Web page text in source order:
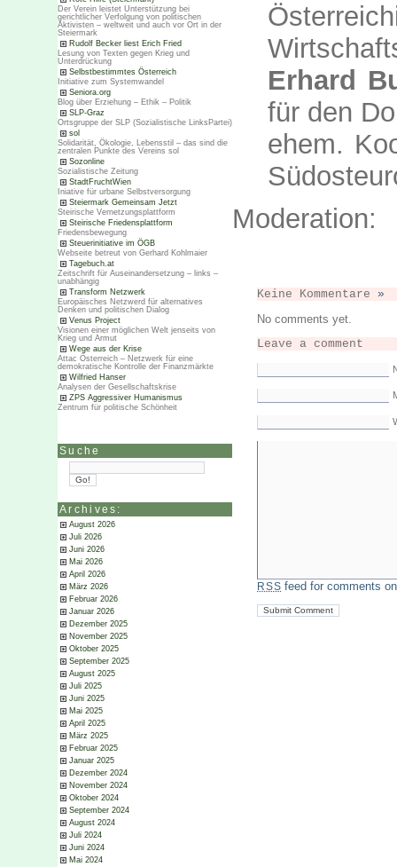
Der Verein leistet Unterstützung bei
gerichtlicher Verfolgung von politischen
Aktivisten – weltweit und auch vor Ort in der
Steiermark
Rudolf Becker liest Erich Fried
Lesung von Texten gegen Krieg und
Unterdrückung
Selbstbestimmtes Österreich
Initiative zum Systemwandel
Seniora.org
Blog über Erziehung – Ethik – Politik
SLP-Graz
Ortsgruppe der SLP (Sozialistische LinksPartei)
sol
Solidarität, Ökologie, Lebensstil – das sind die
zentralen Punkte des Vereins sol
Sozonline
Sozialistische Zeitung
StadtFruchtWien
Iniative für urbane Selbstversorgung
Steiermark Gemeinsam Jetzt
Steirische Vernetzungsplattform
Steirische Friedensplattform
Friedensbewegung
Steuerinitiative im ÖGB
Webseite betreut von Gerhard Kohlmaier
Tagebuch.at
Zeitschrift für Auseinandersetzung – links –
unabhängig
Transform Netzwerk
Europäisches Netzwerd für alternatives
Denken und politischen Dialog
Venus Project
Visionen einer möglichen Welt jenseits von
Krieg und Armut
Wege aus der Krise
Attac Österreich – Netzwerk für eine
demokratische Kontrolle der Finanzmärkte
Wilfried Hanser
Analysen der Gesellschaftskrise
ZPS Aggressiver Humanismus
Zentrum für politische Schönheit
Suche
Archives:
August 2026
Juli 2026
Juni 2026
Mai 2026
April 2026
März 2026
Februar 2026
Januar 2026
Dezember 2025
November 2025
Oktober 2025
September 2025
August 2025
Juli 2025
Juni 2025
Mai 2025
April 2025
März 2025
Februar 2025
Januar 2025
Dezember 2024
November 2024
Oktober 2024
September 2024
August 2024
Juli 2024
Juni 2024
Mai 2024
Erhard
für den
ehem.
Keine Kommentare »
No comments yet.
Leave a comment
RSS feed for comments